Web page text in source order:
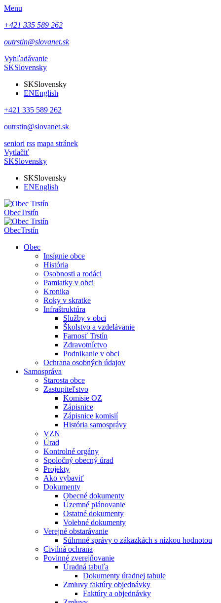
Menu
+421 335 589 262
outrstin@slovanet.sk
Vyhľadávanie
SKSlovensky
SKSlovensky
ENEnglish
+421 335 589 262
outrstin@slovanet.sk
seniori rss mapa stránek
Vytlačiť
SKSlovensky
SKSlovensky
ENEnglish
ObecTrstín
ObecTrstín
Obec
Insígnie obce
História
Osobnosti a rodáci
Pamiatky v obci
Kronika
Roky v skratke
Infraštruktúra
Služby v obci
Školstvo a vzdelávanie
Farnosť Trstín
Zdravotníctvo
Podnikanie v obci
Ochrana osobných údajov
Samospráva
Starosta obce
Zastupiteľstvo
Komisie OZ
Zápisnice
Zápisnice komisií
História samosprávy
VZN
Úrad
Kontrolné orgány
Spoločný obecný úrad
Projekty
Ako vybaviť
Dokumenty
Obecné dokumenty
Územné plánovanie
Ostatné dokumenty
Volebné dokumenty
Verejné obstarávanie
Súhrnné správy o zákazkách s nízkou hodnotou
Civilná ochrana
Povinné zverejňovanie
Úradná tabuľa
Dokumenty úradnej tabule
Zmluvy faktúry objednávky
Faktúry a objednávky